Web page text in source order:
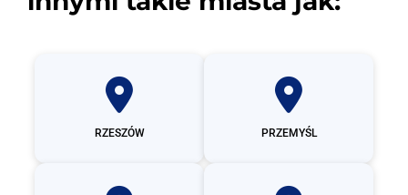
RZESZÓW PRZEMYŚL